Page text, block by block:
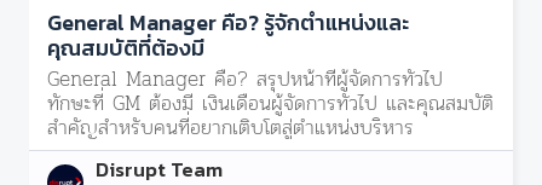
General Manager คือ? รู้จักตำแหน่งและ
คุณสมบัติที่ต้องมี
General Manager คือ? สรุปหน้าที่ผู้จัดการทั่วไป
ทักษะที่ GM ต้องมี เงินเดือนผู้จัดการทั่วไป และคุณสมบัติ
สำคัญสำหรับคนที่อยากเติบโตสู่ตำแหน่งบริหาร
Disrupt Team